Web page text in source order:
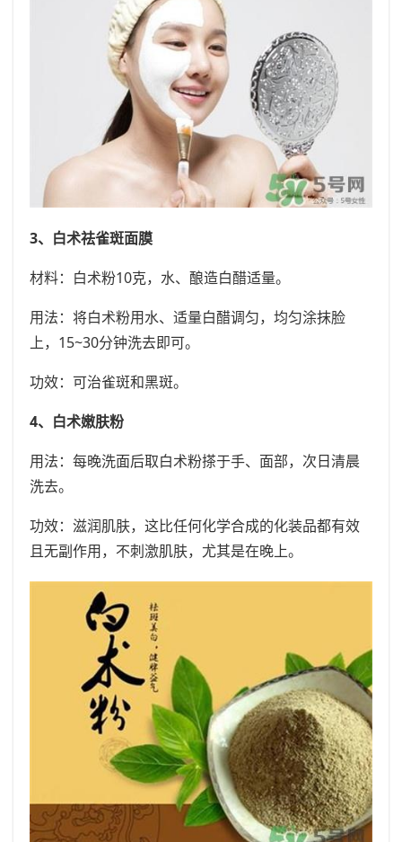
3、白术祛雀斑面膜
材料：白术粉10克，水、酿造白醋适量。
用法：将白术粉用水、适量白醋调匀，均匀涂抹脸
上，15~30分钟洗去即可。
功效：可治雀斑和黑斑。
4、白术嫩肤粉
用法：每晚洗面后取白术粉搽于手、面部，次日清晨
洗去。
功效：滋润肌肤，这比任何化学合成的化装品都有效
且无副作用，不刺激肌肤，尤其是在晚上。